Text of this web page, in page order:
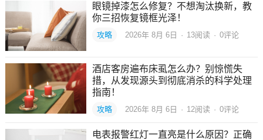
眼镜掉漆怎么修复？不想淘汰换新，教
你三招恢复镜框光泽！
攻略 2026年 8月 6日 · 13阅读 · 0评论
酒店客房遍布床虱怎么办？别惊慌失
措，从发现源头到彻底消杀的科学处理
指南！
攻略 2026年 8月 6日 · 12阅读 · 0评论
电表报警红灯一直亮是什么原因？正确